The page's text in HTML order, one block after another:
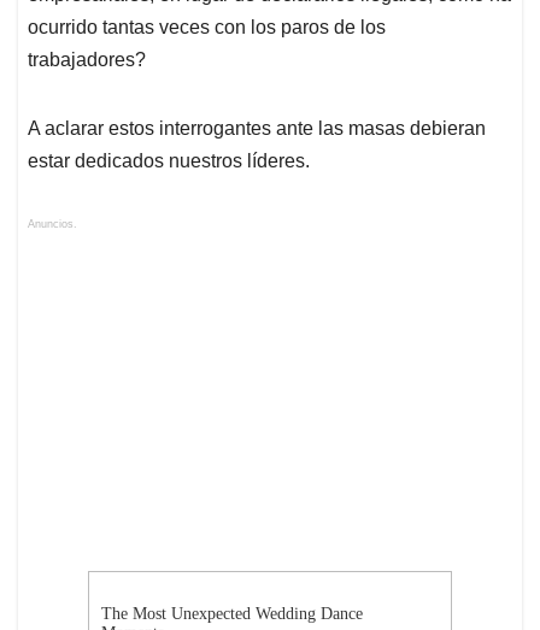
ocurrido tantas veces con los paros de los
trabajadores?
A aclarar estos interrogantes ante las masas debieran
estar dedicados nuestros líderes.
Anuncios.